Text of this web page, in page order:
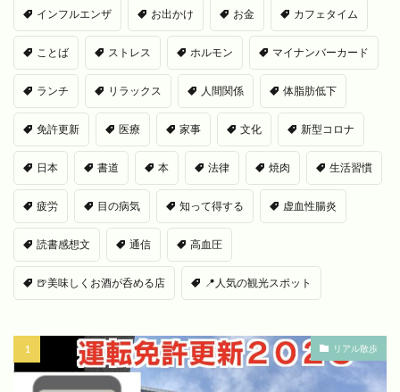
インフルエンザ お出かけ お金 カフェタイム
ことば ストレス ホルモン マイナンバーカード
ランチ リラックス 人間関係 体脂肪低下
免許更新 医療 家事 文化 新型コロナ
日本 書道 本 法律 焼肉 生活習慣
疲労 目の病気 知って得する 虚血性腸炎
読書感想文 通信 高血圧
🍺美味しくお酒が呑める店 📍人気の観光スポット
リアル散歩